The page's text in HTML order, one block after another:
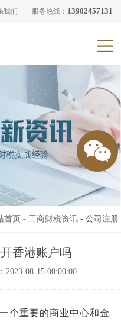
我们 服务热线： 13902457131
首页 - 工商财税资讯- 公司注册
香港账户吗
2023-08-15 00:00:00
个重要的商业中心和金